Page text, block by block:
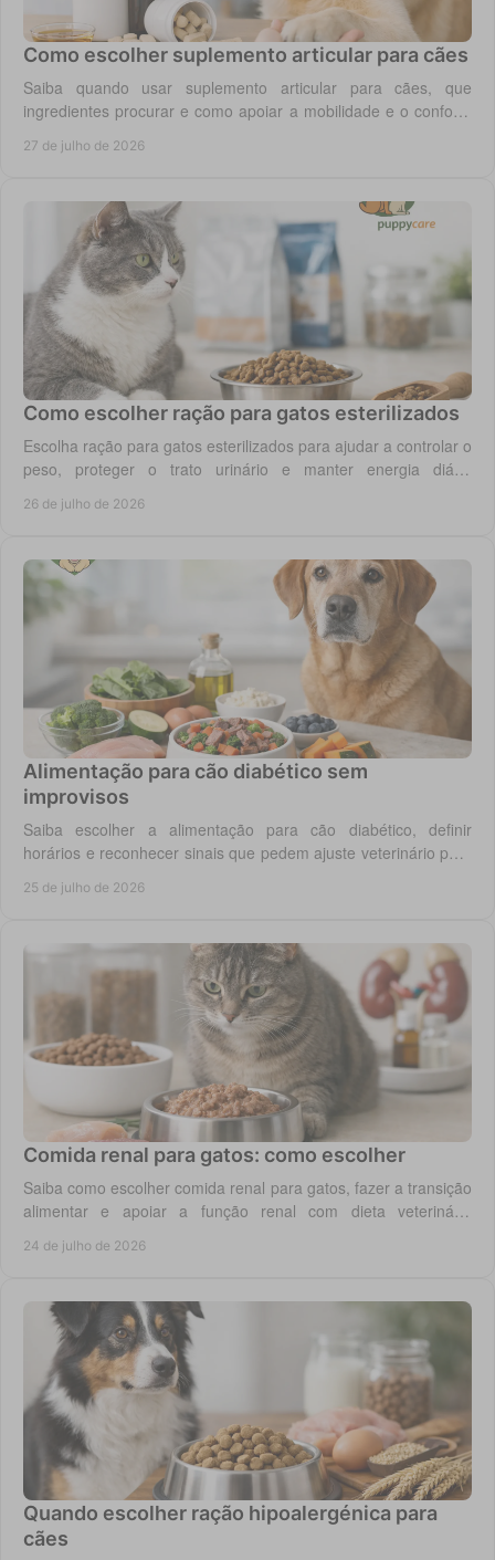
Como escolher suplemento articular para cães
Saiba quando usar suplemento articular para cães, que
ingredientes procurar e como apoiar a mobilidade e o conforto
27 de julho de 2026
Como escolher ração para gatos esterilizados
Escolha ração para gatos esterilizados para ajudar a controlar o
peso, proteger o trato urinário e manter energia diária
26 de julho de 2026
Alimentação para cão diabético sem
improvisos
Saiba escolher a alimentação para cão diabético, definir
horários e reconhecer sinais que pedem ajuste veterinário para
25 de julho de 2026
Comida renal para gatos: como escolher
Saiba como escolher comida renal para gatos, fazer a transição
alimentar e apoiar a função renal com dieta veterinária
24 de julho de 2026
Quando escolher ração hipoalergénica para
cães